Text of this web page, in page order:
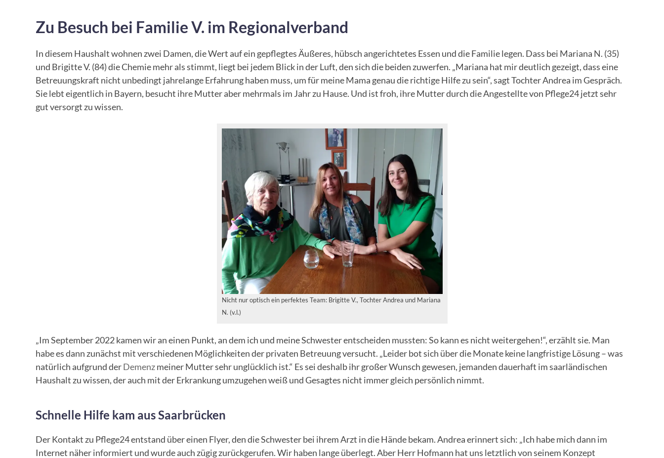
Zu Besuch bei Familie V. im Regionalverband
In diesem Haushalt wohnen zwei Damen, die Wert auf ein gepflegtes Äußeres, hübsch angerichtetes Essen und die Familie legen. Dass bei Mariana N. (35)
und Brigitte V. (84) die Chemie mehr als stimmt, liegt bei jedem Blick in der Luft, den sich die beiden zuwerfen. „Mariana hat mir deutlich gezeigt, dass eine
Betreuungskraft nicht unbedingt jahrelange Erfahrung haben muss, um für meine Mama genau die richtige Hilfe zu sein“, sagt Tochter Andrea im Gespräch.
Sie lebt eigentlich in Bayern, besucht ihre Mutter aber mehrmals im Jahr zu Hause. Und ist froh, ihre Mutter durch die Angestellte von Pflege24 jetzt sehr
gut versorgt zu wissen.
Nicht nur optisch ein perfektes Team: Brigitte V., Tochter Andrea und Mariana
N. (v.l.)
„Im September 2022 kamen wir an einen Punkt, an dem ich und meine Schwester entscheiden mussten: So kann es nicht weitergehen!“, erzählt sie. Man
habe es dann zunächst mit verschiedenen Möglichkeiten der privaten Betreuung versucht. „Leider bot sich über die Monate keine langfristige Lösung – was
natürlich aufgrund derDemenzmeiner Mutter sehr unglücklich ist.“ Es sei deshalb ihr großer Wunsch gewesen, jemanden dauerhaft im saarländischen
Haushalt zu wissen, der auch mit der Erkrankung umzugehen weiß und Gesagtes nicht immer gleich persönlich nimmt.
Schnelle Hilfe kam aus Saarbrücken
Der Kontakt zu Pflege24 entstand über einen Flyer, den die Schwester bei ihrem Arzt in die Hände bekam. Andrea erinnert sich: „Ich habe mich dann im
Internet näher informiert und wurde auch zügig zurückgerufen. Wir haben lange überlegt. Aber Herr Hofmann hat uns letztlich von seinem Konzept